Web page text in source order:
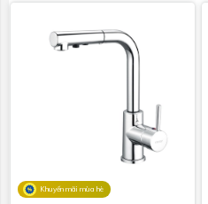
Khuyến mãi mùa hè